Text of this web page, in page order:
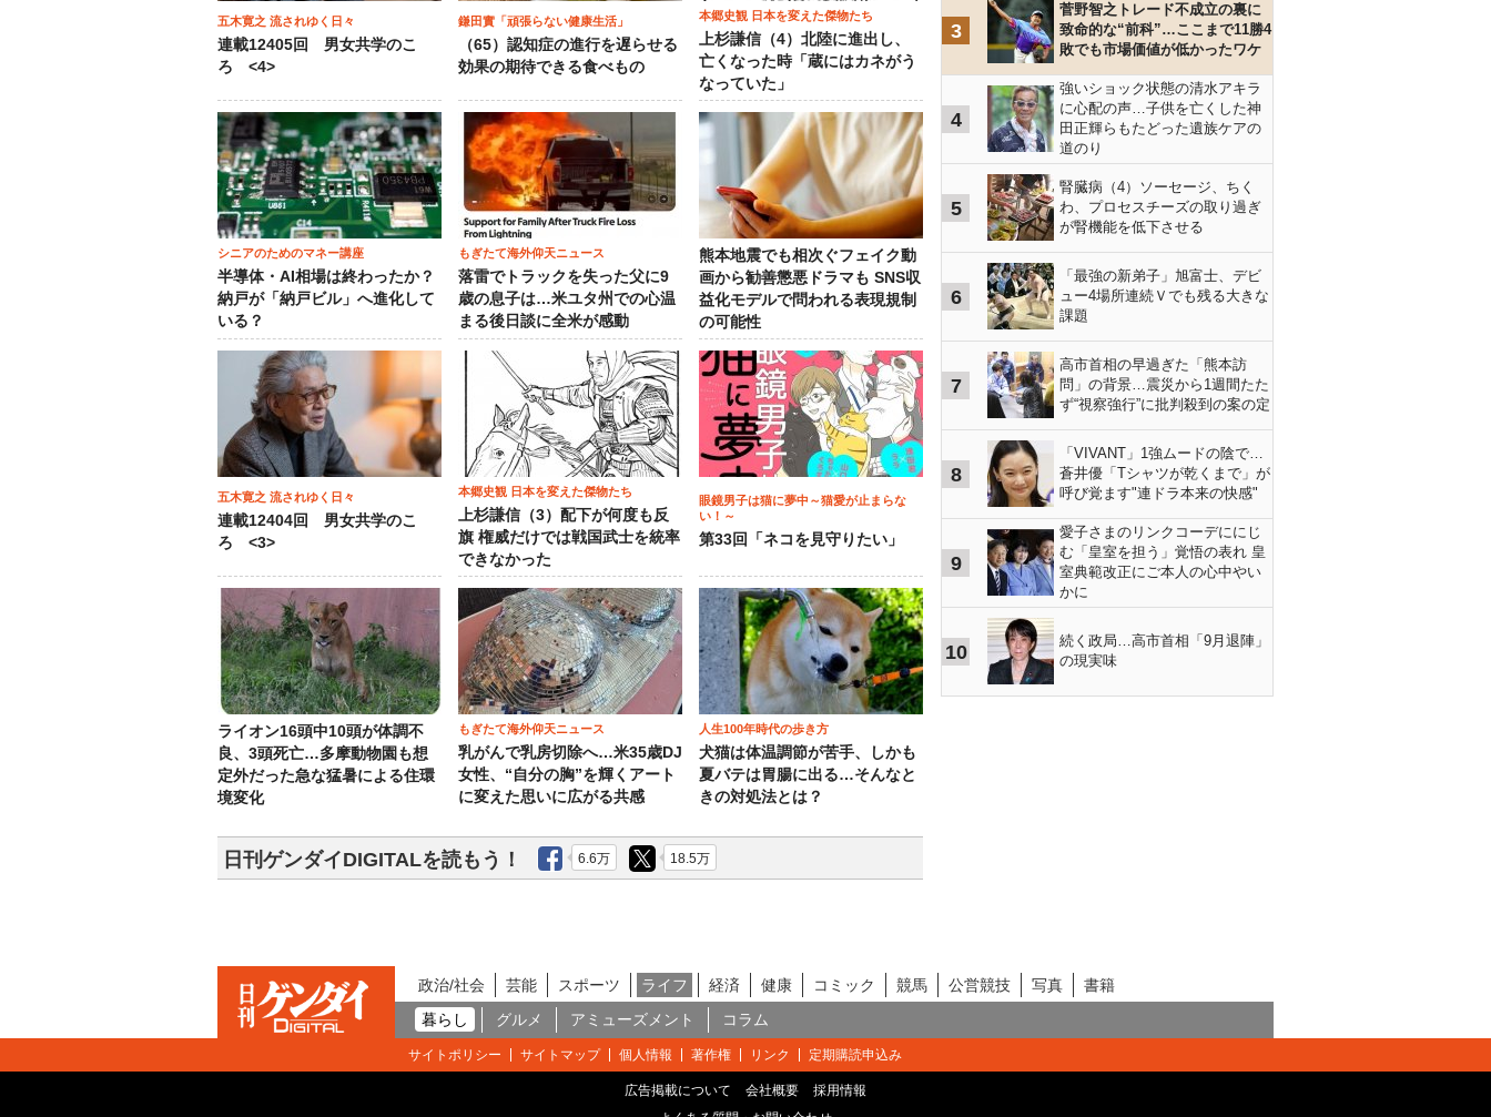
五木寛之 流されゆく日々
連載12405回 男女共学のこ
ろ <4>
鎌田實「頑張らない健康生活」
（65）認知症の進行を遅らせる
効果の期待できる食べもの
本郷史観 日本を変えた傑物たち
上杉謙信（4）北陸に進出し、
亡くなった時「蔵にはカネがう
なっていた」
シニアのためのマネー講座
半導体・AI相場は終わったか？
納戸が「納戸ビル」へ進化して
いる？
もぎたて海外仰天ニュース
落雷でトラックを失った父に9
歳の息子は…米ユタ州での心温
まる後日談に全米が感動
熊本地震でも相次ぐフェイク動
画から勧善懲悪ドラマも SNS収
益化モデルで問われる表現規制
の可能性
五木寛之 流されゆく日々
連載12404回 男女共学のこ
ろ <3>
本郷史観 日本を変えた傑物たち
上杉謙信（3）配下が何度も反
旗 権威だけでは戦国武士を統率
できなかった
眼鏡男子は猫に夢中～猫愛が止まらな
い！～
第33回「ネコを見守りたい」
ライオン16頭中10頭が体調不
良、3頭死亡…多摩動物園も想
定外だった急な猛暑による住環
境変化
もぎたて海外仰天ニュース
乳がんで乳房切除へ…米35歳DJ
女性、“自分の胸”を輝くアート
に変えた思いに広がる共感
人生100年時代の歩き方
犬猫は体温調節が苦手、しかも
夏バテは胃腸に出る…そんなと
きの対処法とは？
日刊ゲンダイDIGITALを読もう！ 6.6万 18.5万
3
菅野智之トレード不成立の裏に
致命的な“前科”…ここまで11勝4
敗でも市場価値が低かったワケ
4
強いショック状態の清水アキラ
に心配の声…子供を亡くした神
田正輝らもたどった遺族ケアの
道のり
5
腎臓病（4）ソーセージ、ちく
わ、プロセスチーズの取り過ぎ
が腎機能を低下させる
6
「最強の新弟子」旭富士、デビ
ュー4場所連続Ｖでも残る大きな
課題
7
高市首相の早過ぎた「熊本訪
問」の背景…震災から1週間たた
ず“視察強行”に批判殺到の案の定
8
「VIVANT」1強ムードの陰で…
蒼井優「Tシャツが乾くまで」が
呼び覚ます"連ドラ本来の快感"
9
愛子さまのリンクコーデににじ
む「皇室を担う」覚悟の表れ 皇
室典範改正にご本人の心中やい
かに
10
続く政局…高市首相「9月退陣」
の現実味
政治/社会 芸能 スポーツ ライフ 経済 健康 コミック 競馬 公営競技 写真
書籍
暮らし
グルメ アミューズメント コラム
サイトポリシー サイトマップ 個人情報 著作権 リンク 定期購読申込み
広告掲載について 会社概要
採用情報